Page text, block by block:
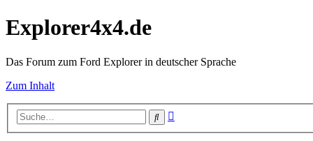
Explorer4x4.de
Das Forum zum Ford Explorer in deutscher Sprache
Zum Inhalt
Suche